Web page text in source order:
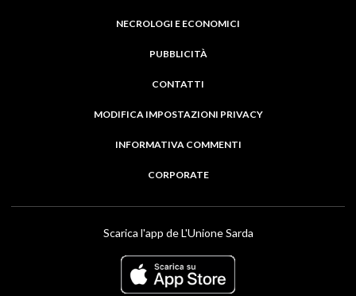
NECROLOGI E ECONOMICI
PUBBLICITÀ
CONTATTI
MODIFICA IMPOSTAZIONI PRIVACY
INFORMATIVA COMMENTI
CORPORATE
Scarica l'app de L'Unione Sarda